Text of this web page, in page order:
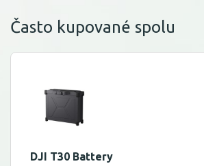
Často kupované spolu
DJI T30 Battery